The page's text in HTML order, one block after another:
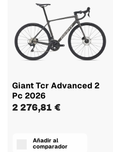
Giant Tcr Advanced 2
Pc 2026
2 276,81 €
Añadir al
comparador